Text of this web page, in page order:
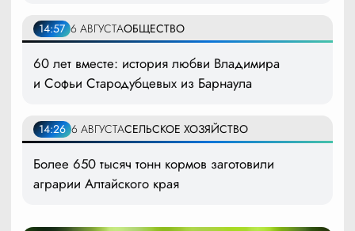
14:57 6 АВГУСТАОБЩЕСТВО
60 лет вместе: история любви Владимира
и Софьи Стародубцевых из Барнаула
14:26 6 АВГУСТАСЕЛЬСКОЕ ХОЗЯЙСТВО
Более 650 тысяч тонн кормов заготовили
аграрии Алтайского края